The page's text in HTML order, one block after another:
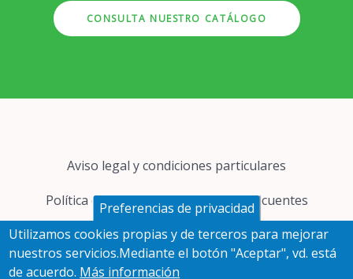
CONSULTA NUESTRO CATÁLOGO
página
Aviso legal y condiciones particulares
Política de cookies
Preguntas frecuentes
Protección de datos
Preferencias de privacidad
Utilizamos cookies propias y de terceros para mejorar
nuestros servicios.Mediante el botón "Aceptar", vd. está
de acuerdo. Más información